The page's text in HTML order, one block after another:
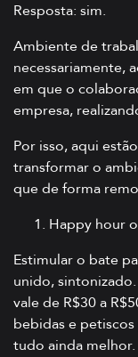
Resposta: sim.
Ambiente de
necessariamente,
em que o
empresa,
Por isso, aqui
transformar o
que de forma
Happy hour
Estimular o bate
unido,
vale de R$30 a
bebidas e
tudo ainda melhor.